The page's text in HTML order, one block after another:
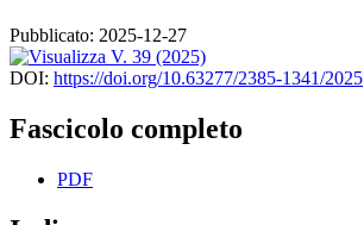
Pubblicato: 2025-12-27
DOI: https://doi.org/10.63277/2385-1341/2025
Fascicolo completo
PDF